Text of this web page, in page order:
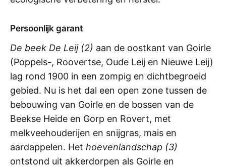
Persoonlijk garant
De beek De Leij (2) aan de oostkant van Goirle
(Poppels-, Roovertse, Oude Leij en Nieuwe Leij)
lag rond 1900 in een zompig en dichtbegroeid
gebied. Nu is het dal een open zone tussen de
bebouwing van Goirle en de bossen van de
Beekse Heide en Gorp en Rovert, met
melkveehouderijen en snijgras, mais en
aardappelen. Het hoevenlandschap (3)
ontstond uit akkerdorpen als Goirle en